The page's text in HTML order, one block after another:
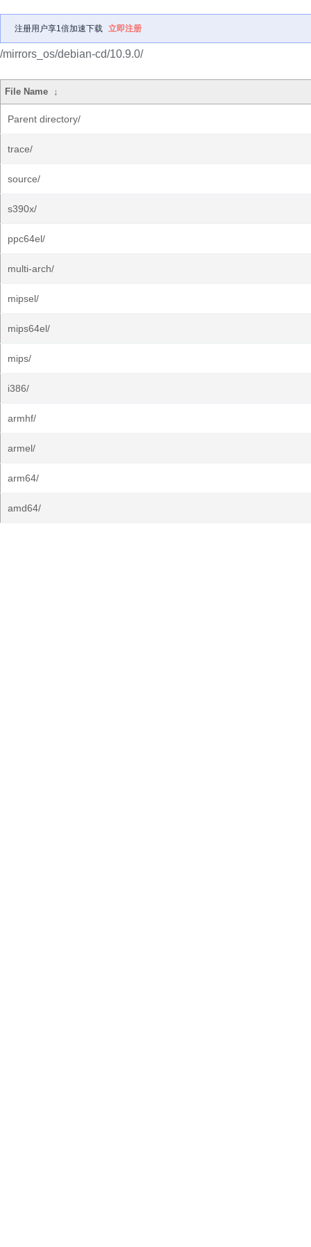
注册用户享1倍加速下载 立即注册
/mirrors_os/debian-cd/10.9.0/
File Name ↓
Parent directory/
trace/
source/
s390x/
ppc64el/
multi-arch/
mipsel/
mips64el/
mips/
i386/
armhf/
armel/
arm64/
amd64/